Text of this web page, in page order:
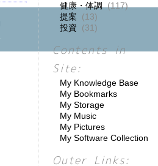
健康・体調(117)
提案 (13)
投資 (31)
Contents in
Site:
My Knowledge Base
My Bookmarks
My Storage
My Music
My Pictures
My Software Collection
Outer Links: